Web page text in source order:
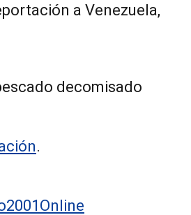
a Venezuela,
decomisado
.